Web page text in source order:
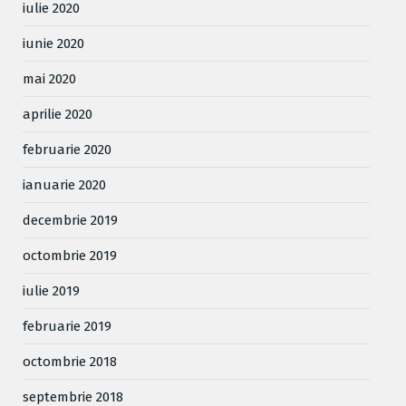
iulie 2020
iunie 2020
mai 2020
aprilie 2020
februarie 2020
ianuarie 2020
decembrie 2019
octombrie 2019
iulie 2019
februarie 2019
octombrie 2018
septembrie 2018